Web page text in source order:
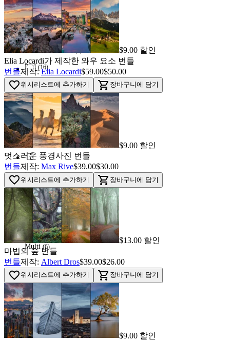
Yellow (7)
Red (16)
Orange 0
Blue (46)
Navi (87)
Green (32)
Multi (6)
New - With tags (40)
Used - Excellent (
Used - Good (16)
Used - Fair 0
$9.00 할인
Elia Locardi가 제작한 와우 요소 번들
번들제작: Elia Locardi$59.00$50.00
favorite_border 위시리스트에 추가하기 shopping_cart 장바구니에 담기
$9.00 할인
멋스러운 풍경사진 번들
번들제작: Max Rive$39.00$30.00
favorite_border 위시리스트에 추가하기 shopping_cart 장바구니에 담기
$13.00 할인
마법의 숲 번들
번들제작: Albert Dros$39.00$26.00
favorite_border 위시리스트에 추가하기 shopping_cart 장바구니에 담기
$9.00 할인